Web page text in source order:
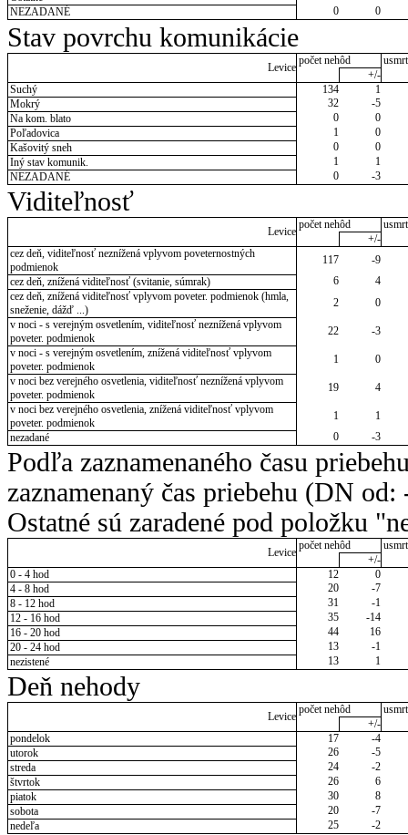
NEZADANÉ
0 0
Stav povrchu komunikácie
Levice
počet nehôd
+/-
Suchý
134
1
Mokrý
32
-5
Na kom. blato
0
0
Poľadovica
1
0
Kašovitý sneh
0
0
Iný stav komunik.
1
1
NEZADANÉ
0 -3
Viditeľnosť
Levice
počet nehôd
+/-
cez deň, viditeľnosť neznížená vplyvom poveternostných
podmienok
117
-9
cez deň, znížená viditeľnosť (svitanie, súmrak)
6
4
cez deň, znížená viditeľnosť vplyvom poveter. podmienok (hmla,
sneženie, dážď ...)
2
0
v noci - s verejným osvetlením, viditeľnosť neznížená vplyvom
poveter. podmienok
22
-3
v noci - s verejným osvetlením, znížená viditeľnosť vplyvom
poveter. podmienok
1
0
v noci bez verejného osvetlenia, viditeľnosť neznížená vplyvom
poveter. podmienok
19
4
v noci bez verejného osvetlenia, znížená viditeľnosť vplyvom
poveter. podmienok
1
1
nezadané
0 -3
Podľa zaznamenaného času
zaznamenaný čas priebehu (DN
Ostatné sú zaradené pod položku
Levice
počet nehôd
+/-
0 - 4 hod
12
0
4 - 8 hod
20
-7
8 - 12 hod
31
-1
12 - 16 hod
35
-14
16 - 20 hod
44
16
20 - 24 hod
13
-1
nezistené
13 1
Deň nehody
Levice
počet nehôd
+/-
pondelok
17
-4
utorok
26
-5
streda
24
-2
štvrtok
26
6
piatok
30
8
sobota
20
-7
nedeľa
25 -2